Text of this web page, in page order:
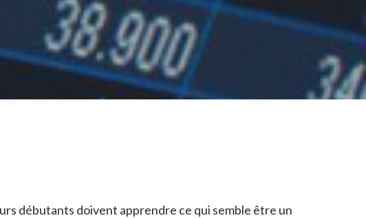
débutants doivent apprendre ce qui semble être un